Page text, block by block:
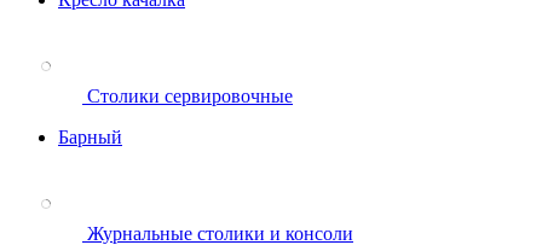
Столики сервировочные
Барный
Журнальные столики и консоли